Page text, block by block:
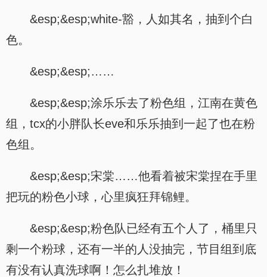
&esp;&esp;white-豁，人如其名，抽到个白
色。
&esp;&esp;……
&esp;&esp;涂乐乐去了粉色组，江南在黄色
组，tcx的小胖队长eve和乐乐抽到一起了也在粉
色组。
&esp;&esp;宋棠……他看着被宋棠捏在手里
把玩的粉色小球，心里疯狂拜锦鲤。
&esp;&esp;粉色队已经有五个人了，桶里只
剩一个粉球，还有一半的人没抽完，节目组到底
有没有认真洗球啊！怎么扎堆放！